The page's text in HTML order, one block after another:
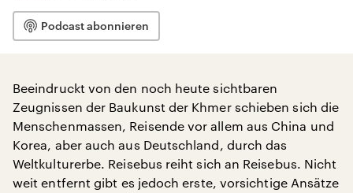
Podcast abonnieren
Beeindruckt von den noch heute sichtbaren
Zeugnissen der Baukunst der Khmer schieben sich die
Menschenmassen, Reisende vor allem aus China und
Korea, aber auch aus Deutschland, durch das
Weltkulturerbe. Reisebus reiht sich an Reisebus. Nicht
weit entfernt gibt es jedoch erste, vorsichtige Ansätze